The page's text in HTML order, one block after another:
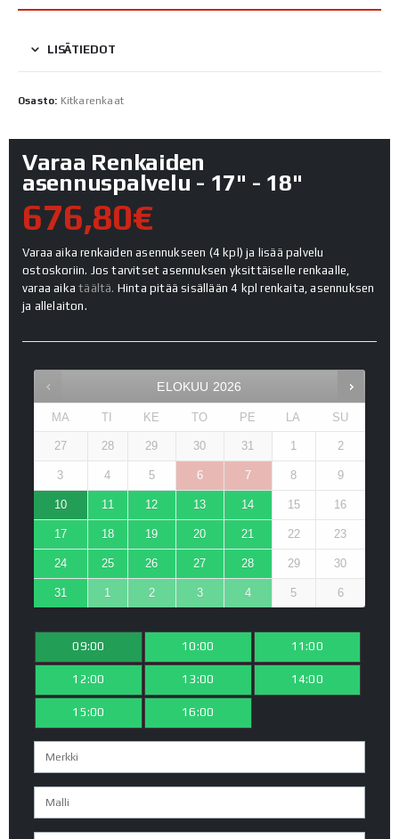
LISÄTIEDOT
Osasto: Kitkarenkaat
Varaa Renkaiden
asennuspalvelu - 17" - 18"
676,80€
Varaa aika renkaiden asennukseen (4 kpl) ja lisää palvelu
ostoskoriin. Jos tarvitset asennuksen yksittäiselle renkaalle,
varaa aikatäältä. Hinta pitää sisällään 4 kpl renkaita, asennuksen
ja allelaiton.
ELOKUU 2026
MA TI KE TO PE LA SU
27 28 29 30 31 1 2
3 4 5 6 7 8 9
10 11 12 13 14 15 16
17 18 19 20 21 22 23
24 25 26 27 28 29 30
31 1 2 3 4 5 6
09:00 10:00 11:00
12:00 13:00 14:00
15:00 16:00